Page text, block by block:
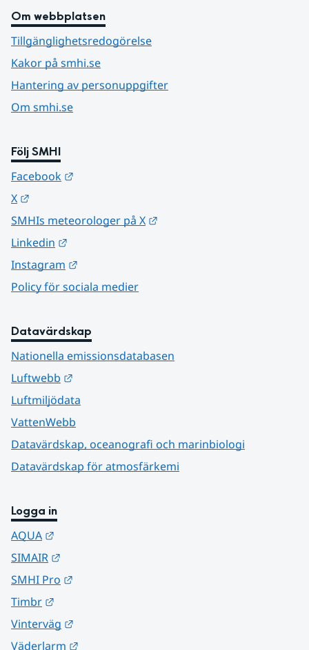
Om webbplatsen
Tillgänglighetsredogörelse
Kakor på smhi.se
Hantering av personuppgifter
Om smhi.se
Följ SMHI
Facebook
X
SMHIs meteorologer på X
Linkedin
Instagram
Policy för sociala medier
Datavärdskap
Nationella emissionsdatabasen
Luftwebb
Luftmiljödata
VattenWebb
Datavärdskap, oceanografi och marinbiologi
Datavärdskap för atmosfärkemi
Logga in
AQUA
SIMAIR
SMHI Pro
Timbr
Vinterväg
Väderlarm